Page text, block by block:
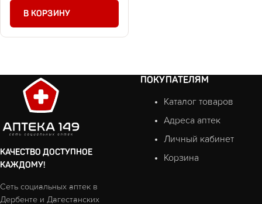
В КОРЗИНУ
КАЧЕСТВО ДОСТУПНОЕ
КАЖДОМУ!
Сеть социальных аптек в
Дербенте и Дагестанских
ПОКУПАТЕЛЯМ
Каталог товаров
Адреса аптек
Личный кабинет
Корзина